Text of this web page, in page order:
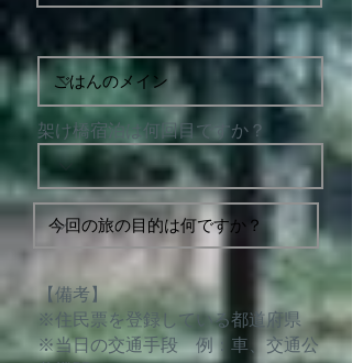
架け橋宿泊は何回目ですか？
【備考】
※住民票を登録している都道府県
※当日の交通手段 例：車、交通公